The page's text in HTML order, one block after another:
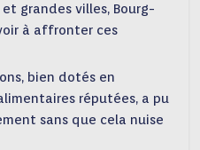
grandes villes, Bourg-
à affronter ces
bien dotés en
réputées, a pu
sans que cela nuise